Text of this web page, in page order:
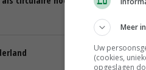
Meer
Uw
(cookies,
opgeslagen